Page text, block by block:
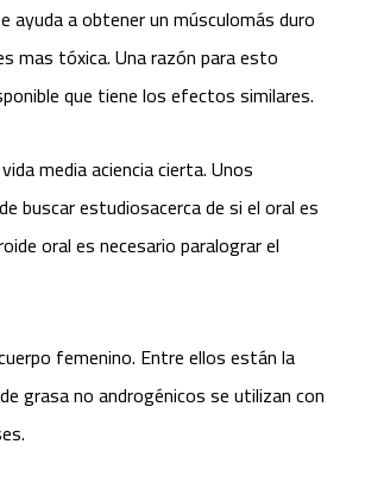
a obtener un músculomás duro
mas tóxica. Una razón para esto
que tiene los efectos similares.
media aciencia cierta. Unos
buscar estudiosacerca de si el oral es
oral es necesario paralograr el
femenino. Entre ellos están la
grasa no androgénicos se utilizan con